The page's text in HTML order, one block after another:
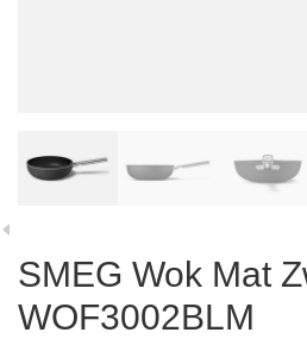
SMEG Wok Mat
WOF3002BLM